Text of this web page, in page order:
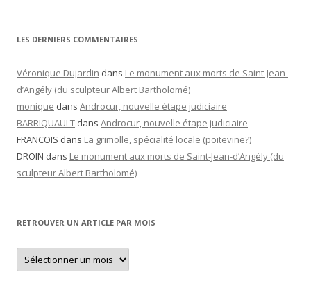
LES DERNIERS COMMENTAIRES
Véronique Dujardin dans Le monument aux morts de Saint-Jean-
d’Angély (du sculpteur Albert Bartholomé)
monique dans Androcur, nouvelle étape judiciaire
BARRIQUAULT dans Androcur, nouvelle étape judiciaire
FRANCOIS dans La grimolle, spécialité locale (poitevine?)
DROIN dans Le monument aux morts de Saint-Jean-d’Angély (du
sculpteur Albert Bartholomé)
RETROUVER UN ARTICLE PAR MOIS
Retrouver
un
article